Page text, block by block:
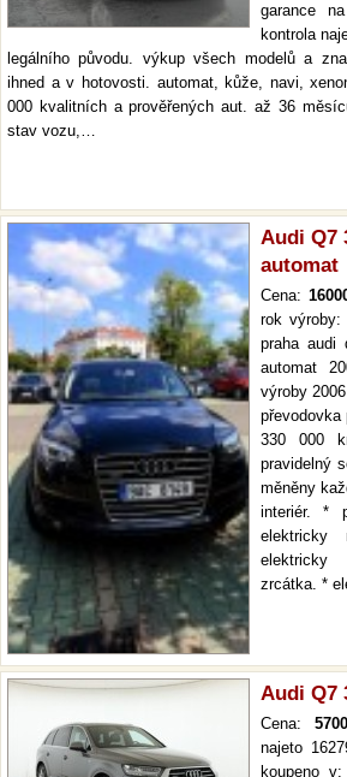
garance
kontrola
legálního původu. výkup všech modelů a
ihned a v hotovosti. automat, kůže, navi,
000 kvalitních a prověřených aut. až 36
stav vozu,…
Audi Q7
automat
Cena:
rok výroby:
praha
automat
výroby
330 000
pravidelný
měněny
interiér. *
elektricky
elektricky
zrcátka. *
Audi Q7
Cena:
najeto
koupeno